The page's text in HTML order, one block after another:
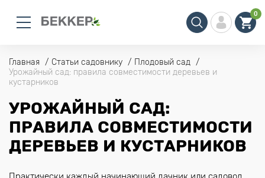
0
Главная Статьи садовнику
Плодовый сад
Урожайный сад: правила совместимости деревьев и
кустарников
УРОЖАЙНЫЙ САД:
ПРАВИЛА СОВМЕСТИМОСТИ
ДЕРЕВЬЕВ И КУСТАРНИКОВ